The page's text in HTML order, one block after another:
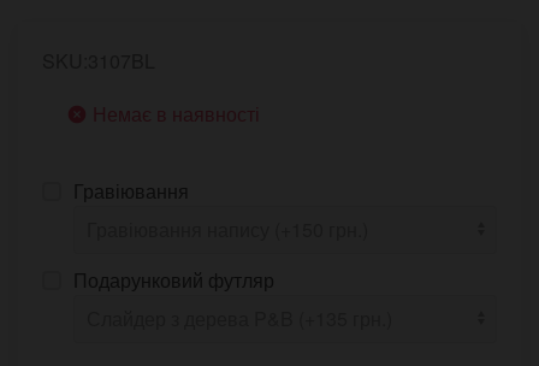
Немає в наявності
Гравіювання
Подарунковий футляр